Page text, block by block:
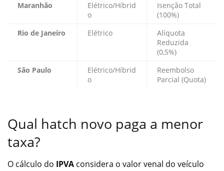
Maranhão
Elétrico/Híbrid
o
Isenção Total
(100%)
Rio de Janeiro
Elétrico
Alíquota
Reduzida
(0,5%)
São Paulo
Elétrico/Híbrid
o
Reembolso
Parcial (Quota)
Qual hatch novo paga a menor
taxa?
O cálculo do IPVA considera o valor venal do veículo